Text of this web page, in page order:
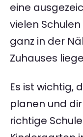
eine
vielen
ganz in der
Zuhauses
Es ist wichtig,
planen und
richtige